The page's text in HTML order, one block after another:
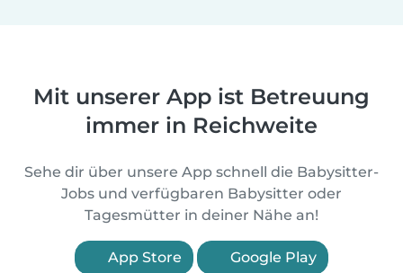
Mit unserer App ist Betreuung
immer in Reichweite
Sehe dir über unsere App schnell die Babysitter-
Jobs und verfügbaren Babysitter oder
Tagesmütter in deiner Nähe an!
App Store Google Play